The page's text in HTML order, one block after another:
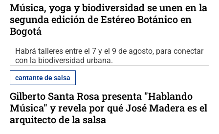
Música, yoga y biodiversidad se unen en la
segunda edición de Estéreo Botánico en
Bogotá
Habrá talleres entre el 7 y el 9 de agosto, para conectar
con la biodiversidad urbana.
cantante de salsa
Gilberto Santa Rosa presenta "Hablando
Música" y revela por qué José Madera es el
arquitecto de la salsa